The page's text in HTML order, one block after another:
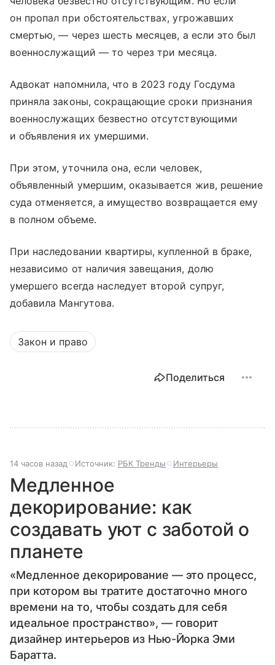
он пропал при обстоятельствах, угрожавших
смертью, — через шесть месяцев, а если это был
военнослужащий — то через три месяца.
Адвокат напомнила, что в 2023 году Госдума
приняла законы, сокращающие сроки признания
военнослужащих безвестно отсутствующими
и объявления их умершими.
При этом, уточнила она, если человек,
объявленный умершим, оказывается жив, решение
суда отменяется, а имущество возвращается ему
в полном объеме.
При наследовании квартиры, купленной в браке,
независимо от наличия завещания, долю
умершего всегда наследует второй супруг,
добавила Мангутова.
Закон и право
Поделиться
14 часов назад Источник: РБК Тренды Интерьеры
Медленное
декорирование: как
создавать уют с заботой о
планете
«Медленное декорирование — это процесс,
при котором вы тратите достаточно много
времени на то, чтобы создать для себя
идеальное пространство», — говорит
дизайнер интерьеров из Нью-Йорка Эми
Баратта.